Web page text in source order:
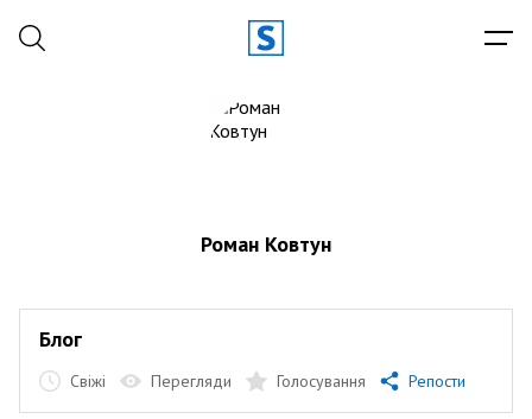
Роман Ковтун
Блог
Свіжі Перегляди Голосування Репости